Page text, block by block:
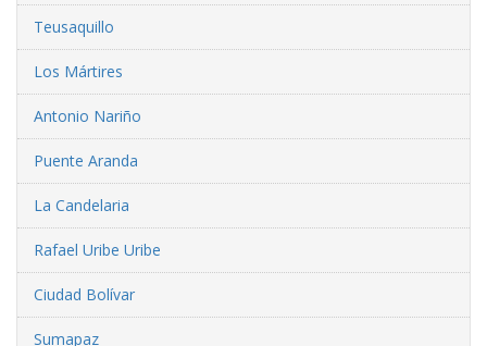
Teusaquillo
Los Mártires
Antonio Nariño
Puente Aranda
La Candelaria
Rafael Uribe Uribe
Ciudad Bolívar
Sumapaz